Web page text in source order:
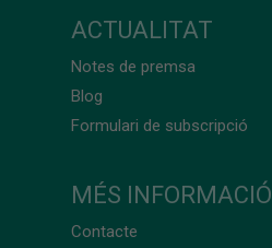
ACTUALITAT
Notes de premsa
Blog
Formulari de subscripció
MÉS INFORMACIÓ
Contacte